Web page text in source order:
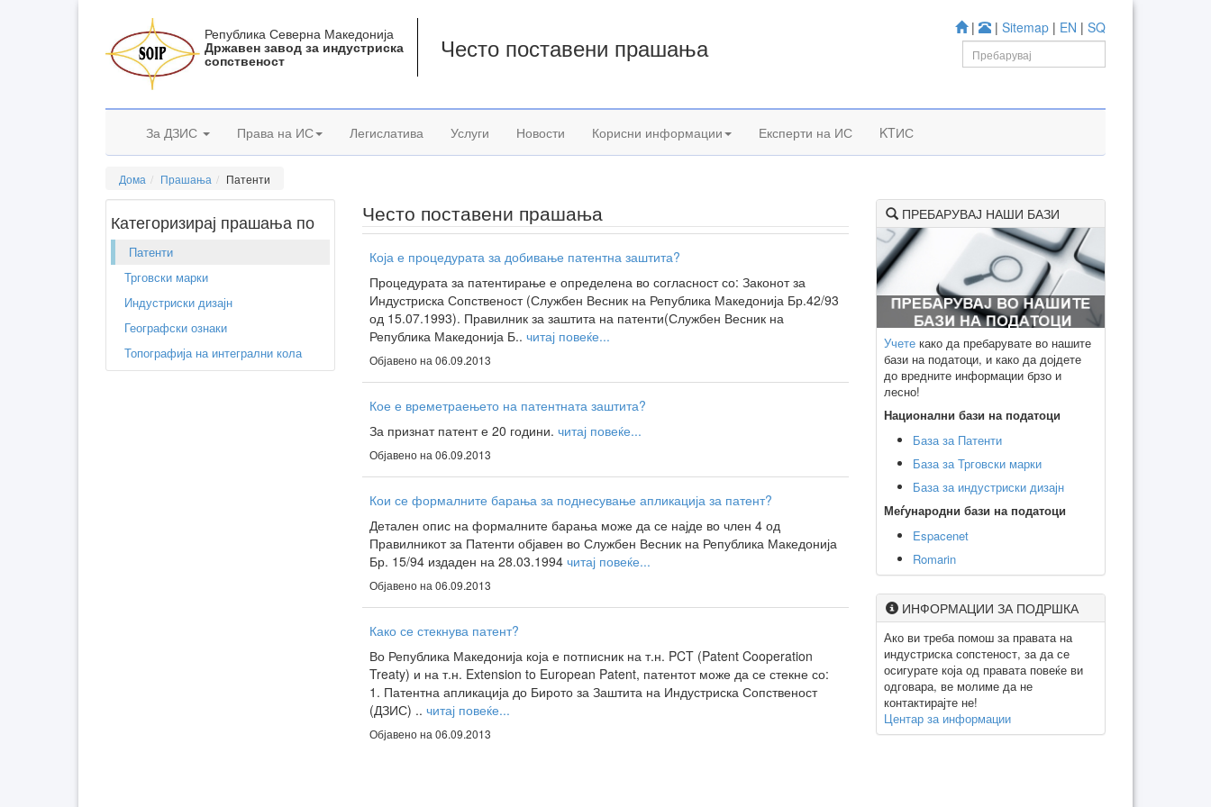
| | Sitemap | EN | SQ
Република Северна Македонија
Државен завод за индустриска
сопственост Често поставени прашања
За ДЗИС Права на ИС Легислатива Услуги Новости Корисни информации Експерти на ИС KTИС
Дома Прашања Патенти
Категоризирај прашања по
Патенти
Трговски марки
Индустриски дизајн
Географски ознаки
Топографија на интегрални кола
Често поставени прашања
Која е процедурата за добивање патентна заштита?
Процедурата за патентирање е определена во согласност со: Законот за
Индустриска Сопственост (Службен Весник на Република Македонија Бр.42/93
од 15.07.1993). Правилник за заштита на патенти(Службен Весник на
Република Македонија Б.. читај повеќе...
Објавено на 06.09.2013
Кое е времетраењето на патентната заштита?
За признат патент е 20 години. читај повеќе...
Објавено на 06.09.2013
Кои се формалните барања за поднесување апликација за патент?
Детален опис на формалните барања може да се најде во член 4 од
Правилникот за Патенти објавен во Службен Весник на Република Македонија
Бр. 15/94 издаден на 28.03.1994 читај повеќе...
Објавено на 06.09.2013
Како се стекнува патент?
Во Република Македонија која е потписник на т.н. PCT (Patent Cooperation
Treaty) и на т.н. Extension to European Patent, патентот може да се стекне со:
1. Патентна апликација до Бирото за Заштита на Индустриска Сопственост
(ДЗИС) .. читај повеќе...
Објавено на 06.09.2013
ПРЕБАРУВАЈ НАШИ БАЗИ
Учете како да пребарувате во нашите
бази на податоци, и како да дојдете
до вредните информации брзо и
лесно!
Национални бази на податоци
База за Патенти
База за Трговски марки
База за индустриски дизајн
Меѓународни бази на податоци
Espacenet
Romarin
ИНФОРМАЦИИ ЗА ПОДРШКА
Ако ви треба помош за правата на
индустриска сопстеност, за да се
осигурате која од правата повеќе ви
одговара, ве молиме да не
контактирајте не!
Центар за информации